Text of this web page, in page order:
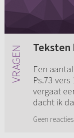
Een
Ps.73
vergaat
dacht ik
Geen reacties